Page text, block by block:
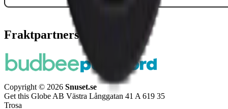
Fraktpartners
Copyright © 2026 Snuset.se
Get this Globe AB Västra Långgatan 41 A 619 35
Trosa